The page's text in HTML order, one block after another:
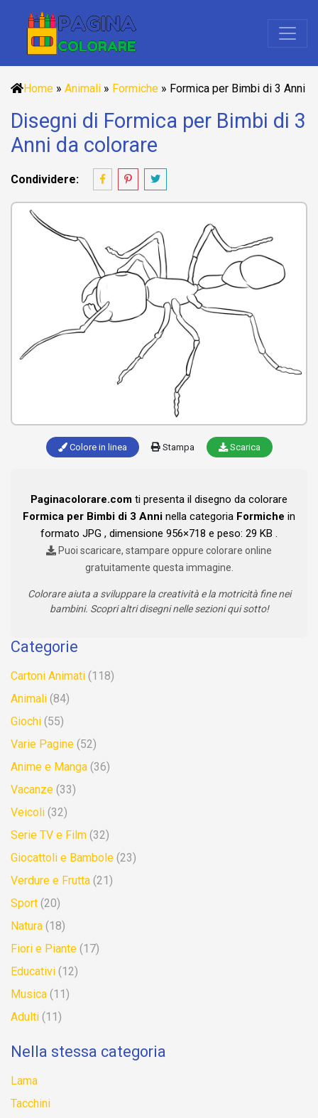
Home » Animali » Formiche » Formica per Bimbi di 3 Anni
Disegni di Formica per Bimbi di 3
Anni da colorare
Condividere:
Colore in linea Stampa Scarica
Paginacolorare.com ti presenta il disegno da colorare
Formica per Bimbi di 3 Anni nella categoria Formiche in
formato JPG , dimensione 956×718 e peso: 29 KB .
Puoi scaricare, stampare oppure colorare online
gratuitamente questa immagine.
Colorare aiuta a sviluppare la creatività e la motricità fine nei
bambini. Scopri altri disegni nelle sezioni qui sotto!
Categorie
Cartoni Animati (118)
Animali (84)
Giochi (55)
Varie Pagine (52)
Anime e Manga (36)
Vacanze (33)
Veicoli (32)
Serie TV e Film (32)
Giocattoli e Bambole (23)
Verdure e Frutta (21)
Sport (20)
Natura (18)
Fiori e Piante (17)
Educativi (12)
Musica (11)
Adulti (11)
Nella stessa categoria
Lama
Tacchini